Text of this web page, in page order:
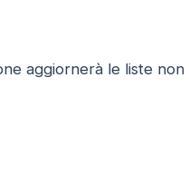
aggiornerà le liste